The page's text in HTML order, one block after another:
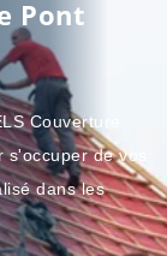
Pont
Couverture
de vos
dans les